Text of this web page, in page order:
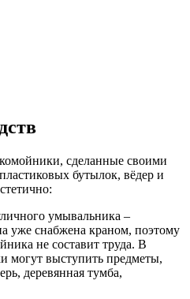
сделанные своими
бутылок, вёдер и
умывальника –
уже снабжена краном, поэтому
не составит труда. В
могут выступить предметы,
деревянная тумба,